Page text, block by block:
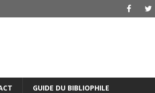
GUIDE DU BIBLIOPHILE